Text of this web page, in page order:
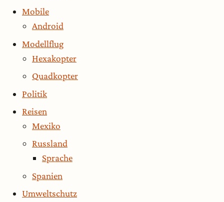
Mobile
Android
Modellflug
Hexakopter
Quadkopter
Politik
Reisen
Mexiko
Russland
Sprache
Spanien
Umweltschutz